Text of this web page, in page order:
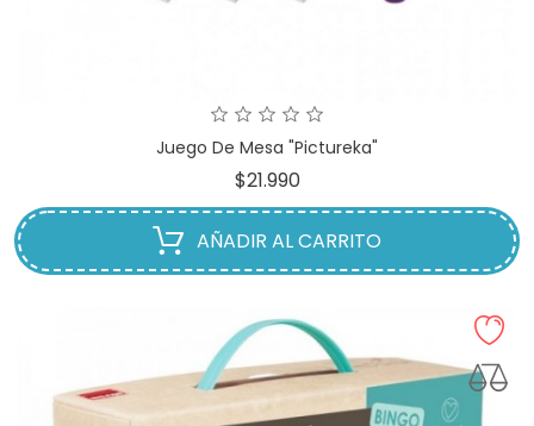
Juego De Mesa "Pictureka"
$21.990Precio
AÑADIR AL CARRITO